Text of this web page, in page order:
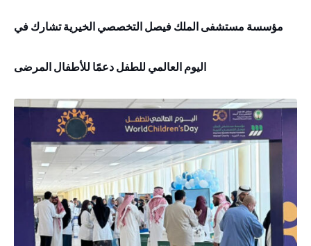
مؤسسة مستشفى الملك فيصل التخصصي الخيرية تشارك في
اليوم العالمي للطفل دعمًا للأطفال المرضى